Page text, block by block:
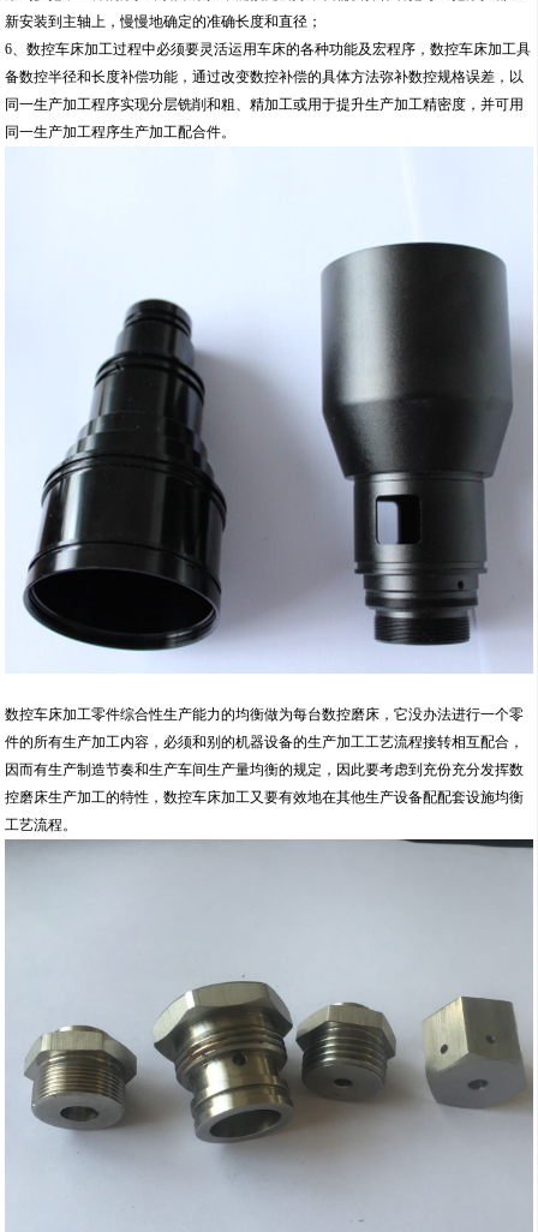
新安装到主轴上，慢慢地确定的准确长度和直径；
6、数控车床加工过程中必须要灵活运用车床的各种功能及宏程序，数控车床加工具
备数控半径和长度补偿功能，通过改变数控补偿的具体方法弥补数控规格误差，以
同一生产加工程序实现分层铣削和粗、精加工或用于提升生产加工精密度，并可用
同一生产加工程序生产加工配合件。
数控车床加工零件综合性生产能力的均衡做为每台数控磨床，它没办法进行一个零
件的所有生产加工内容，必须和别的机器设备的生产加工工艺流程接转相互配合，
因而有生产制造节奏和生产车间生产量均衡的规定，因此要考虑到充份充分发挥数
控磨床生产加工的特性，数控车床加工又要有效地在其他生产设备配配套设施均衡
工艺流程。